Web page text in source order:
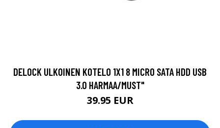
DELOCK ULKOINEN KOTELO 1X1 8 MICRO SATA HDD USB
3.0 HARMAA/MUST"
39.95 EUR